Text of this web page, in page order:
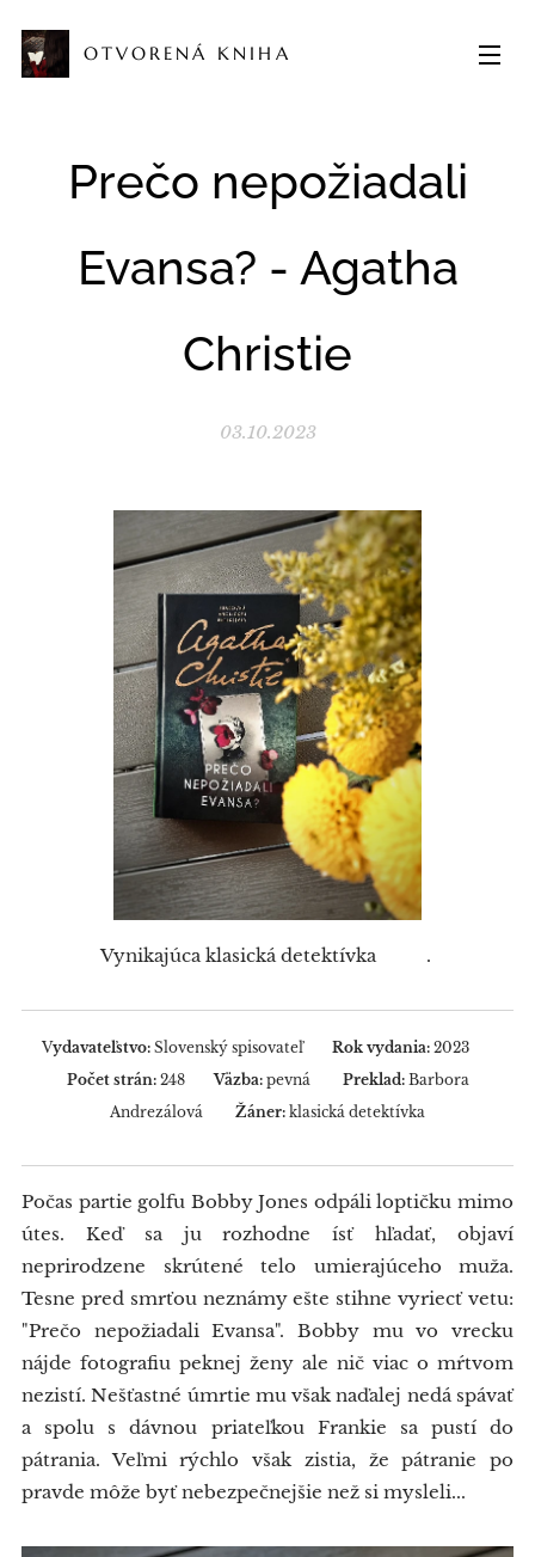
OTVORENÁ KNIHA
Prečo nepožiadali
Evansa? - Agatha
Christie
03.10.2023
Vynikajúca klasická detektívka 👍🕵.
Vydavateľstvo:Slovenský spisovateľ Rok vydania:2023
Počet strán:248Väzba:pevná Preklad:Barbora
Andrezálová Žáner: klasická detektívka
Počas partie golfu Bobby Jones odpáli loptičku mimo
útes. Keď sa ju rozhodne ísť hľadať, objaví
neprirodzene skrútené telo umierajúceho muža.
Tesne pred smrťou neznámy ešte stihne vyriecť vetu:
"Prečo nepožiadali Evansa". Bobby mu vo vrecku
nájde fotografiu peknej ženy ale nič viac o mŕtvom
nezistí. Nešťastné úmrtie mu však naďalej nedá spávať
a spolu s dávnou priateľkou Frankie sa pustí do
pátrania. Veľmi rýchlo však zistia, že pátranie po
pravde môže byť nebezpečnejšie než si mysleli...